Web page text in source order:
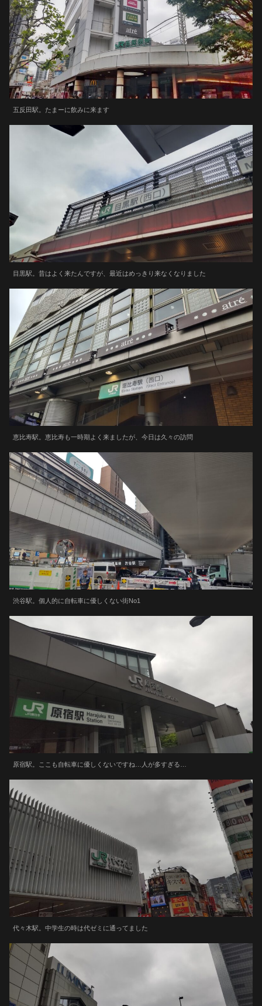
五反田駅。たまーに飲みに来ます
目黒駅。昔はよく来たんですが、最近はめっきり来なくなりました
恵比寿駅。恵比寿も一時期よく来ましたが、今日は久々の訪問
渋谷駅。個人的に自転車に優しくない街No1
原宿駅。ここも自転車に優しくないですね…人が多すぎる…
代々木駅。中学生の時は代ゼミに通ってました